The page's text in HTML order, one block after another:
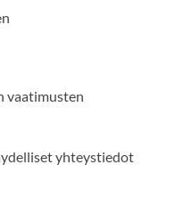
vaatimusten
yhteystiedot